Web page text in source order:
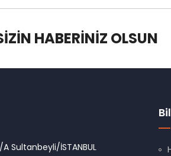
HABERINIZ OLSUN
Sultanbeyli/İSTANBUL